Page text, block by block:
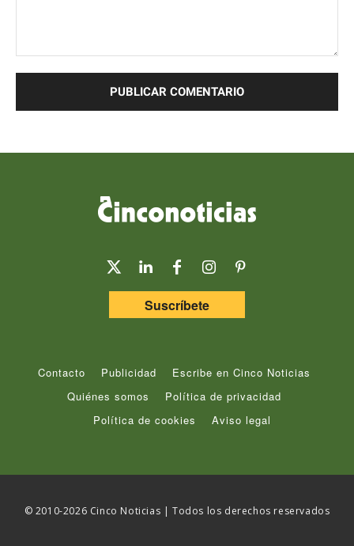
Suscríbete
Contacto Publicidad
Escribe en Cinco Noticias
Quiénes somos
Política de privacidad
Política de cookies
Aviso legal
© 2010-2026 Cinco Noticias | Todos los derechos reservados